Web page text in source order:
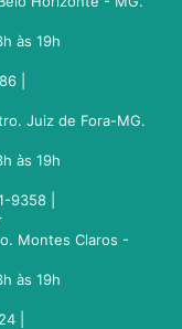
às 19h
|
Juiz de Fora-MG.
às 19h
9358 |
Montes Claros -
às 19h
|